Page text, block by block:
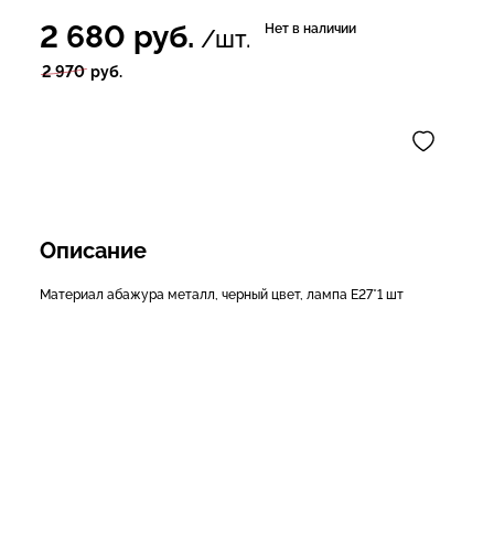
2 680 руб. /шт. Нет в наличии
2 970 руб.
Описание
Материал абажура металл, черный цвет, лампа Е27*1 шт